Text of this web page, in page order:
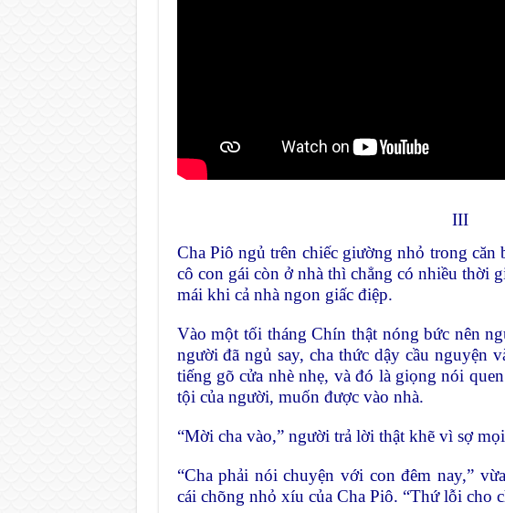
III
Cha Piô ngủ trên chiếc giường nhỏ trong căn
cô con gái còn ở nhà thì chẳng có nhiều thời
mái khi cả nhà ngon giấc điệp.
Vào một tối tháng Chín thật nóng bức nên
người đã ngủ say, cha thức dậy cầu nguyện
tiếng gõ cửa nhè nhẹ, và đó là giọng nói
tội của người, muốn được vào nhà.
“Mời cha vào,” người trả lời thật khẽ vì sợ
“Cha phải nói chuyện với con đêm nay,”
cái chõng nhỏ xíu của Cha Piô. “Thứ lỗi cho